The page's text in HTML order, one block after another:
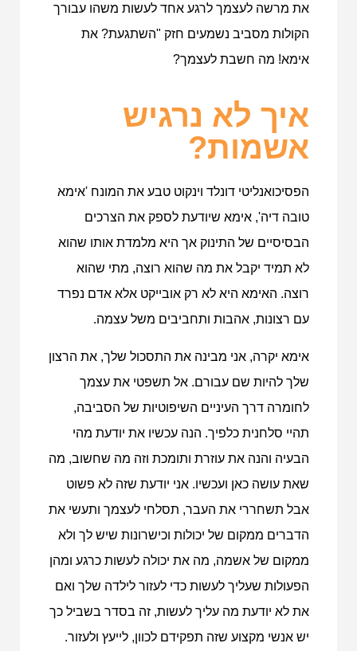
את מרשה לעצמך לרגע אחד לעשות משהו עבורך
הקולות מסביב נשמעים חזק "השתגעת? את
אימא! מה חשבת לעצמך?
איך לא נרגיש
אשמות?
הפסיכואנליטי דונלד וינקוט טבע את המונח 'אימא
טובה דיה', אימא שיודעת לספק את הצרכים
הבסיסיים של התינוק אך היא מלמדת אותו שהוא
לא תמיד יקבל את מה שהוא רוצה, מתי שהוא
רוצה. האימא היא לא רק אובייקט אלא אדם נפרד
עם רצונות, אהבות ותחביבים משל עצמה.
אימא יקרה, אני מבינה את התסכול שלך, את הרצון
שלך להיות שם עבורם. אל תשפטי את עצמך
לחומרה דרך העיניים השיפוטיות של הסביבה,
תהיי סלחנית כלפיך. הנה עכשיו את יודעת מהי
הבעיה והנה את עוזרת ותומכת וזה מה שחשוב, מה
שאת עושה כאן ועכשיו. אני יודעת שזה לא פשוט
אבל תשחררי את העבר, תסלחי לעצמך ותעשי את
הדברים ממקום של יכולות וכישרונות שיש לך ולא
ממקום של אשמה, מה את יכולה לעשות כרגע ומהן
הפעולות שעליך לעשות כדי לעזור לילדה שלך ואם
את לא יודעת מה עליך לעשות, זה בסדר בשביל כך
יש אנשי מקצוע שזה תפקידם לכוון, לייעץ ולעזור.